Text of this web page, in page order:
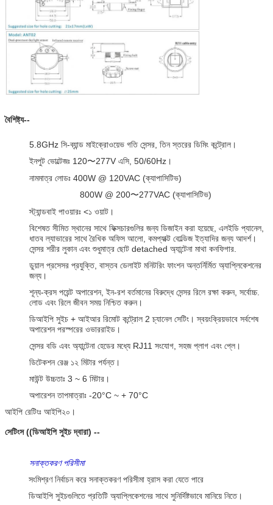
বৈশিষ্ট্য--
5.8GHz সি-ব্যান্ড মাইক্রোওয়েভ গতি সেন্সর, তিন স্তরের ডিমিং কন্ট্রোল।
ইনপুট ভোল্টেজঃ 120〜277V এসি, 50/60Hz।
নামমাত্র লোডঃ 400W @ 120VAC (ক্যাপাসিটিভ)
800W @ 200〜277VAC (ক্যাপাসিটিভ)
স্ট্যান্ডবাই পাওয়ারঃ <১ ওয়াট।
বিশেষত সীমিত স্থানের সাথে ফিক্সচারগুলির জন্য ডিজাইন করা হয়েছে, এলইডি প্যানেল,
ধাতব ল্যাভারের সাথে রৈখিক অফিস আলো, কমপ্যাক্ট বোল্ডিজ ইত্যাদির জন্য আদর্শ।
সেন্সর শরীর লুকান এবং শুধুমাত্র ছোট detached অ্যান্টেনা মাথা কনফিগার.
ডুয়াল প্রসেসর প্রযুক্তি, বাস্তব ডেলাইট মনিটরিং ফাংশন অন্তর্নির্মিত অ্যাপ্লিকেশনের
জন্য।
শূন্য-ক্রস পয়েন্ট অপারেশন, ইন-রশ বর্তমানের বিরুদ্ধে সেন্সর রিলে রক্ষা করুন, সর্বোচ্চ.
লোড এবং রিলে জীবন সময় নিশ্চিত করুন।
ডিআইপি সুইচ + আইআর রিমোট কন্ট্রোল 2 চ্যানেল সেটিং। স্বয়ংক্রিয়ভাবে সর্বশেষ
অপারেশন পরস্পরের ওভাররাইড।
সেন্সর বডি এবং অ্যান্টেনা হেডের মধ্যে RJ11 সংযোগ, সহজ প্লাগ এবং প্লে।
ডিটেকশন রেঞ্জ ১২ মিটার পর্যন্ত।
মাউন্ট উচ্চতাঃ 3 ~ 6 মিটার।
অপারেশন তাপমাত্রাঃ -20°C ~ + 70°C
আইপি রেটিংঃ আইপি২০।
সেটিংস ((ডিআইপি সুইচ দ্বারা) --
সনাক্তকরণ পরিসীমা
সংমিশ্রণ নির্বাচন করে সনাক্তকরণ পরিসীমা হ্রাস করা যেতে পারে
ডিআইপি সুইচগুলিতে প্রতিটি অ্যাপ্লিকেশনের সাথে সুনির্দিষ্টভাবে মানিয়ে নিতে।